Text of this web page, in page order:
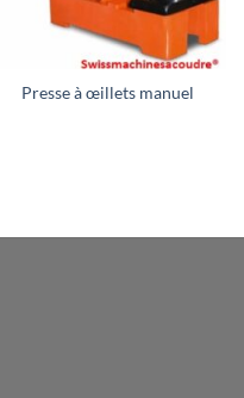
Presse à œillets manuel